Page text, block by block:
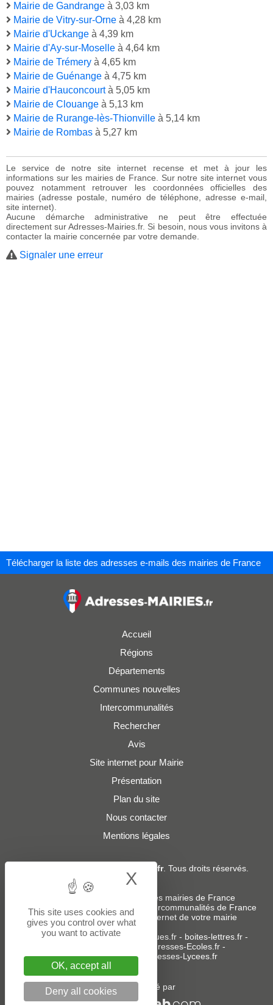
Mairie de Gandrange à 3,03 km
Mairie de Vitry-sur-Orne à 4,28 km
Mairie d'Uckange à 4,39 km
Mairie d'Ay-sur-Moselle à 4,64 km
Mairie de Trémery à 4,65 km
Mairie de Guénange à 4,75 km
Mairie d'Hauconcourtà 5,05 km
Mairie de Clouange à 5,13 km
Mairie de Rurange-lès-Thionville à 5,14 km
Mairie de Rombas à 5,27 km
Le service de notre site internet recense et met à jour les
informations sur les mairies de France. Sur notre site internet vous
pouvez notamment retrouver les coordonnées officielles des
mairies (adresse postale, numéro de téléphone, adresse e-mail,
site internet).
Aucune démarche administrative ne peut être effectuée
directement sur Adresses-Mairies.fr. Si besoin, nous vous invitons à
contacter la mairie concernée par votre demande.
Signaler une erreur
Télécharger la liste des adresses e-mails des mairies de France
Accueil
Régions
Départements
Communes nouvelles
Intercommunalités
Rechercher
Avis
Site internet pour Mairie
Présentation
Plan du site
Nous contacter
Mentions légales
Adresses-Mairies.fr. Tous droits réservés.
Services :
Liste des adresses e-mails des mairies de France
Liste des adresses e-mails des intercommunalités de France
-Création ou refonte du site internet de votre mairie
Sites partenaires:donneespubliques.fr- boites-lettres.fr-
Adresses-Ecoles.fr -
Adresses-Colleges.fr- Adresses-Lycees.fr
Un service édité par
This site uses cookies and
gives you control over what
you want to activate
OK, accept all
Deny all cookies
X